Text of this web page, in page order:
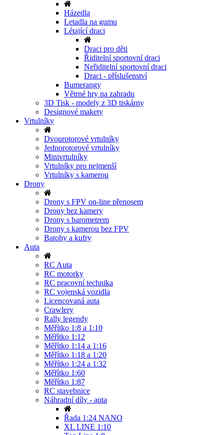
Házedla
Letadla na gumu
Létající draci
Draci pro děti
Řiditelní sportovní draci
Neřiditelní sportovní draci
Draci - příslušenství
Bumerangy
Větrné hry na zahradu
3D Tisk - modely z 3D tiskárny
Designové makety
Vrtulníky
Dvourotorové vrtulníky
Jednorotorové vrtulníky
Minivrtulníky
Vrtulníky pro nejmenší
Vrtulníky s kamerou
Drony
Drony s FPV on-line přenosem
Drony bez kamery
Drony s barometrem
Drony s kamerou bez FPV
Batohy a kufry
Auta
RC Auta
RC motorky
RC pracovní technika
RC vojenská vozidla
Licencovaná auta
Crawlery
Rally legendy
Měřítko 1:8 a 1:10
Měřítko 1:12
Měřítko 1:14 a 1:16
Měřítko 1:18 a 1:20
Měřítko 1:24 a 1:32
Měřítko 1:60
Měřítko 1:87
RC stavebnice
Náhradní díly - auta
Řada 1:24 NANO
XL LINE 1:10